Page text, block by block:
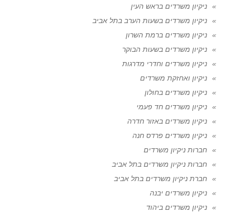
ניקיון משרדים בראש העין
ניקיון משרדים בשעות הערב בתל אביב
ניקיון משרדים ברמת השרון
ניקיון משרדים בשעות הבוקר
ניקיון משרדים וחדרי מדרגות
ניקיון ואחזקת משרדים
ניקיון משרדים בחולון
ניקיון משרדים חד פעמי
ניקיון משרדים באזור חדרה
ניקיון משרדים פרדס חנה
חברות ניקיון משרדים
חברות ניקיון משרדים בתל אביב
חברת ניקיון משרדים בתל אביב
ניקיון משרדים יבנה
ניקיון משרדים ביהוד